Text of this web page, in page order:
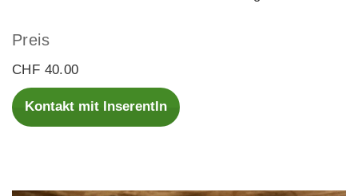
Preis
CHF 40.00
Kontakt mit InserentIn